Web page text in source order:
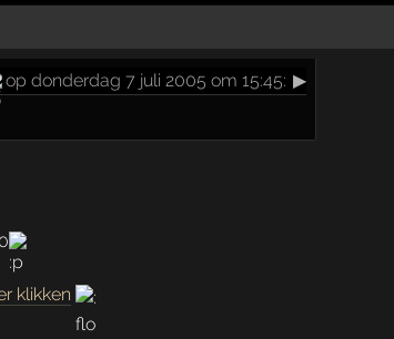
op donderdag 7 juli 2005 om 15:45: ▶
klikken